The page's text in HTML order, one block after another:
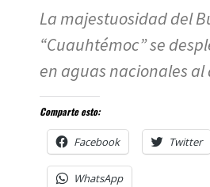
La majestuosidad del
“Cuauhtémoc” se
en aguas nacionales
Comparte esto:
Facebook Twitter
WhatsApp